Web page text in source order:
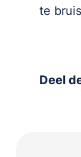
te
Deel